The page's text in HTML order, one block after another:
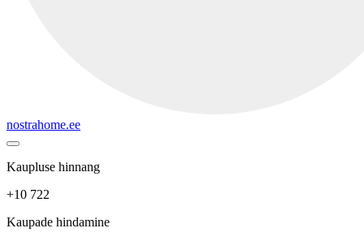
nostrahome.ee
Kaupluse hinnang
+10 722
Kaupade hindamine